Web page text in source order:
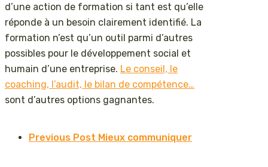
d’une action de formation si tant est qu’elle
réponde à un besoin clairement identifié. La
formation n’est qu’un outil parmi d’autres
possibles pour le développement social et
humain d’une entreprise. Le conseil, le
coaching, l’audit, le bilan de compétence…
sont d’autres options gagnantes.
Previous Post Mieux communiquer